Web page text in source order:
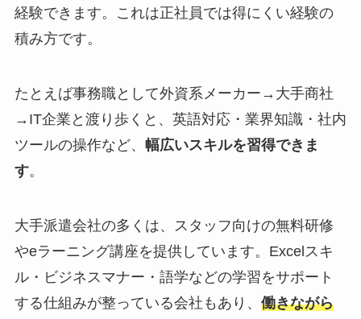
経験できます。これは正社員では得にくい経験の
積み方です。
たとえば事務職として外資系メーカー→大手商社
→IT企業と渡り歩くと、英語対応・業界知識・社内
ツールの操作など、 幅広いスキルを習得できま
す。
大手派遣会社の多くは、スタッフ向けの無料研修
やeラーニング講座を提供しています。Excelスキ
ル・ビジネスマナー・語学などの学習をサポート
する仕組みが整っている会社もあり、 働きながら